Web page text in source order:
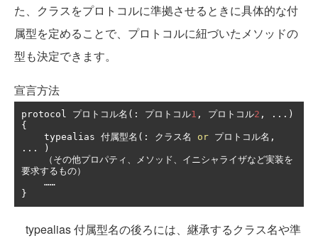
た、クラスをプロトコルに準拠させるときに具体的な付
属型を定めることで、プロトコルに紐づいたメソッドの
型も決定できます。
宣言方法
protocol プロトコル名(: プロトコル1 , プロトコル2 ,
...)
{
    typealias
付属型名(: クラス名 or プロトコル名,
...
)
（その他プロパティ、メソッド、イニシャライザなど実装を
要求するもの）
……
}
typealias 付属型名の後ろには、継承するクラス名や準